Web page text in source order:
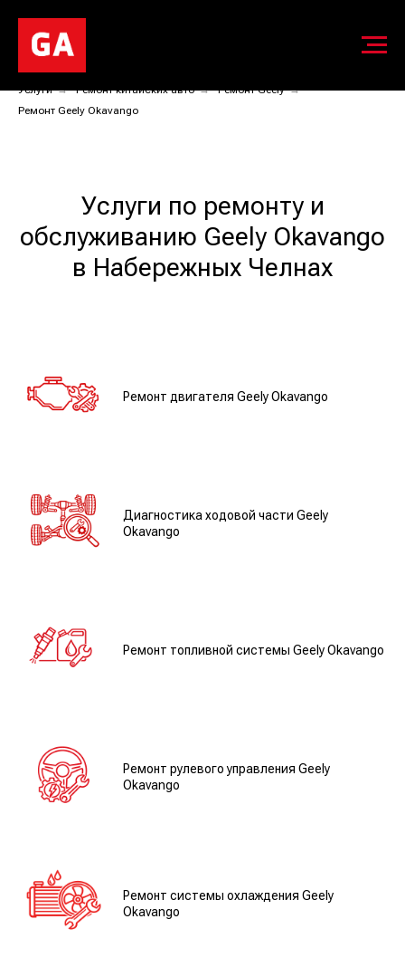
Услуги → Ремонт китайских авто → Ремонт Geely →
Ремонт Geely Okavango
Услуги по ремонту и
обслуживанию Geely Okavango
в Набережных Челнах
Ремонт двигателя Geely Okavango
Диагностика ходовой части Geely
Okavango
Ремонт топливной системы Geely Okavango
Ремонт рулевого управления Geely
Okavango
Ремонт системы охлаждения Geely
Okavango